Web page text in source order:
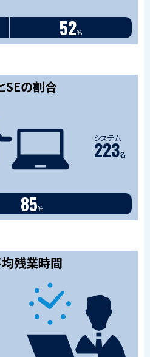
52%
SEの割合
システム
223名
85%
残業時間